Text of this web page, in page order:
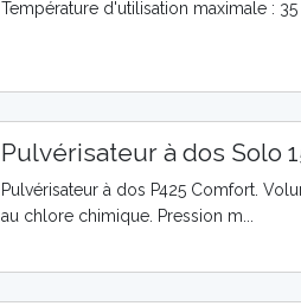
Température d'utilisation maximale :
Pulvérisateur à dos Solo
Pulvérisateur à dos P425 Comfort.
au chlore chimique. Pression m...